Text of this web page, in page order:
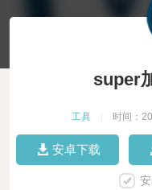
super
工具 时间：
安卓下载